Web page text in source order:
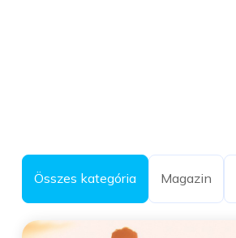
Összes kategória Magazin